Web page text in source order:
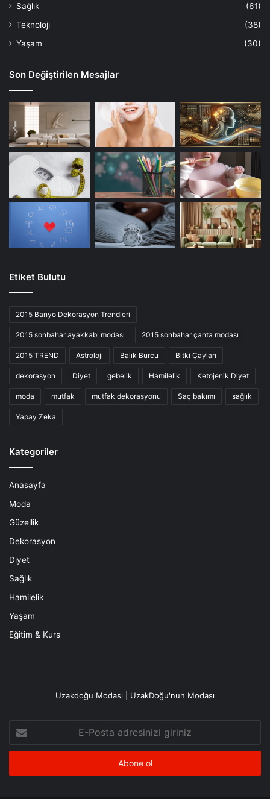
Sağlık
(61)
Teknoloji
(38)
Yaşam
(30)
Son Değiştirilen Mesajlar
Etiket Bulutu
2015 Banyo Dekorasyon Trendleri
2015 sonbahar ayakkabı modası 2015 sonbahar çanta modası
2015 TREND Astroloji Balık Burcu Bitki Çayları
dekorasyon Diyet gebelik Hamilelik Ketojenik Diyet
moda mutfak mutfak dekorasyonu Saç bakımı sağlık
Yapay Zeka
Kategoriler
Anasayfa
Moda
Güzellik
Dekorasyon
Diyet
Sağlık
Hamilelik
Yaşam
Eğitim & Kurs
Uzakdoğu Modası | UzakDoğu'nun Modası
Posta
adresinizi